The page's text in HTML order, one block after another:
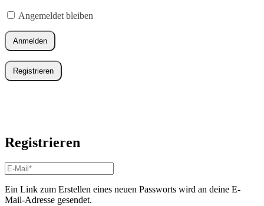
Angemeldet bleiben
Anmelden
Registrieren
Registrieren
E-
Mail-
Adresse*
Erforderlich
Ein Link zum Erstellen eines neuen Passworts wird an deine E-
Mail-Adresse gesendet.